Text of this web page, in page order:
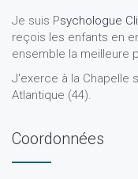
Je suis Psychologue
reçois les enfants en
ensemble la meilleure
J'exerce à la Chapelle
Atlantique (44).
Coordonnées